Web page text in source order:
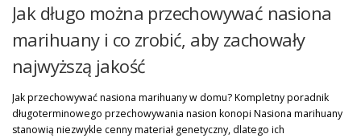
Jak długo można przechowywać nasiona
marihuany i co zrobić, aby zachowały
najwyższą jakość
Jak przechowywać nasiona marihuany w domu? Kompletny poradnik
długoterminowego przechowywania nasion konopi Nasiona marihuany
stanowią niezwykle cenny materiał genetyczny, dlatego ich